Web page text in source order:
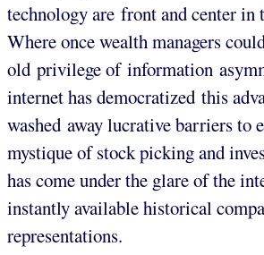
technology are front and center in
Where once wealth managers
old privilege of information
internet has democratized this
washed away lucrative barriers to
mystique of stock picking and
has come under the glare of the
instantly available historical
representations.